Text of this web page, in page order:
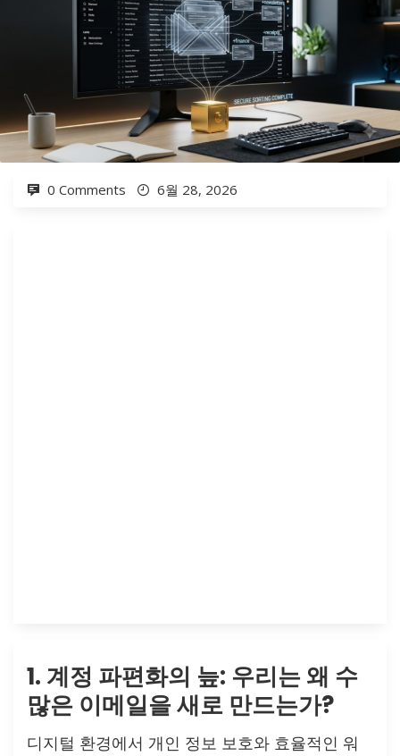
0 Comments 6월 28, 2026
1. 계정 파편화의 늪: 우리는 왜 수
많은 이메일을 새로 만드는가?
디지털 환경에서 개인 정보 보호와 효율적인 워